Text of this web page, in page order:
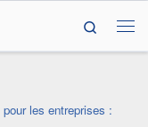
Search
les entreprises :